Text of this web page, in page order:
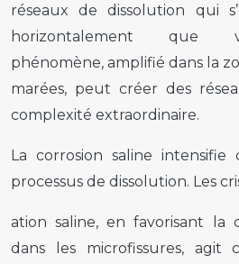
réseaux de dissolution qui
horizontalement que
phénomène, amplifié dans la
marées, peut créer des
complexité extraordinaire.
La corrosion saline intensifie
processus de dissolution. Les
ation saline, en favorisant la
dans les microfissures, agit